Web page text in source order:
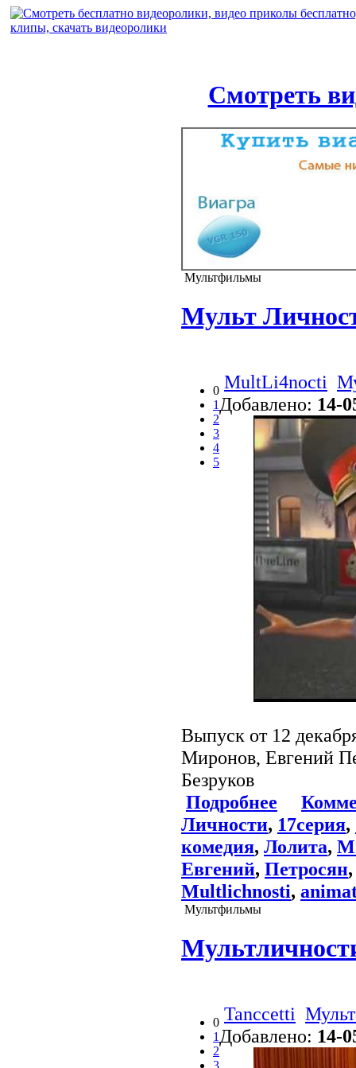
Смотреть
Мультфильмы
Мульт
0
1
2
3
4
5
MultLi4nocti
Добавлено: 14-
Выпуск от 12
Миронов, Евгений
Безруков
Подробнее
Личности, 17серия,
комедия, Лолита,
Евгений, Петросян
Multlichnosti,
Мультфильмы
0
1
2
3
Tanccetti
Добавлено: 14-